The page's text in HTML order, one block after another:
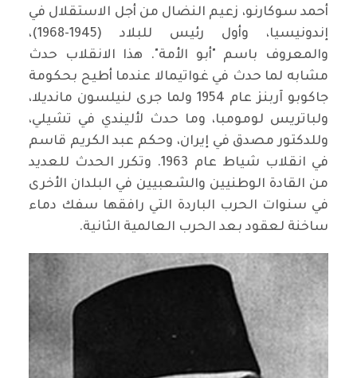
أحمد سوكارنو، زعيم النضال من أجل الاستقلال في
إندونيسيا، وأول رئيس للبلاد (1945-1968)،
والمعروف باسم "أبو الأمة". هذا الانقلاب حدث
مشابه لما حدث في غواتيمالا عندما أطيح بحكومة
جاكوبو آربنز عام 1954 ولما جرى لنيلسون مانديلا،
ولباتريس لومومبا، وما حدث لأليندي في تشيلي،
وللدكتور مصدق في إيران، وحكم عبد الكريم قاسم
في انقلاب شياط عام 1963. وتكرر الحدث للعديد
من القادة الوطنيين والشعبيين في البلدان الأخرى
في سنوات الحرب الباردة التي رافقها سفك دماء
ساخنة لعقود بعد الحرب العالمية الثانية.